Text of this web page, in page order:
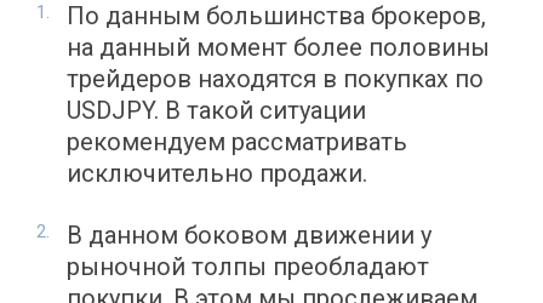
По данным большинства брокеров,
на данный момент более половины
трейдеров находятся в покупках по
USDJPY. В такой ситуации
рекомендуем рассматривать
исключительно продажи.
В данном боковом движении у
рыночной толпы преобладают